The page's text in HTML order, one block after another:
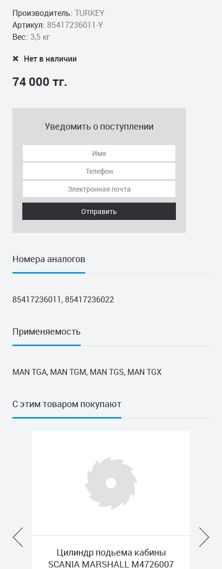
Производитель: TURKEY
Артикул: 85417236011-Y
Вес: 3,5 кг
Нет в наличии
74 000 тг.
Уведомить о поступлении
Отправить
Номера аналогов
85417236011, 85417236022
Применяемость
MAN TGA, MAN TGM, MAN TGS, MAN TGX
С этим товаром покупают
кабины
M4726007
Насос ГУР MERCEDES
KS00001388